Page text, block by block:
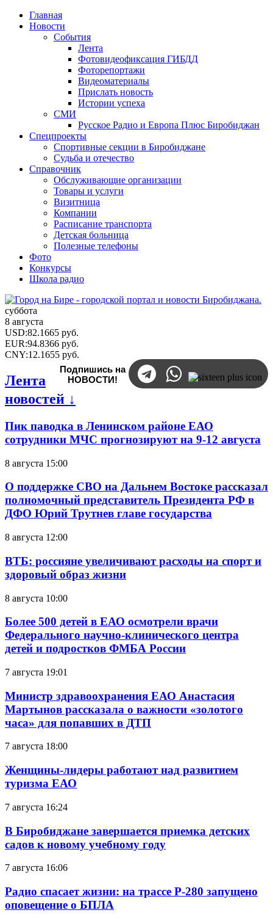
Главная
Новости
События
Лента
Фотовидеофиксация ГИБДД
Фоторепортажи
Видеоматериалы
Прислать новость
Истории успеха
СМИ
Русское Радио и Европа Плюс Биробиджан
Спецпроекты
Спортивные секции в Биробиджане
Судьба и отечество
Справочник
Обслуживающие организации
Товары и услуги
Визитница
Компании
Расписание транспорта
Детская больница
Полезные телефоны
Фото
Конкурсы
Школа радио
суббота
8 августа
USD:82.1665 руб.
EUR:94.8366 руб.
CNY:12.1655 руб.
Подпишись на
НОВОСТИ!
Лента
новостей ↓
Пик паводка в Ленинском районе ЕАО
сотрудники МЧС прогнозируют на 9-12 августа
8 августа 15:00
О поддержке СВО на Дальнем Востоке рассказал
полномочный представитель Президента РФ в
ДФО Юрий Трутнев главе государства
8 августа 12:00
ВТБ: россияне увеличивают расходы на спорт и
здоровый образ жизни
8 августа 10:00
Более 500 детей в ЕАО осмотрели врачи
Федерального научно-клинического центра
детей и подростков ФМБА России
7 августа 19:01
Министр здравоохранения ЕАО Анастасия
Мартынов рассказала о важности «золотого
часа» для попавших в ДТП
7 августа 18:00
Женщины-лидеры работают над развитием
туризма ЕАО
7 августа 16:24
В Биробиджане завершается приемка детских
садов к новому учебному году
7 августа 16:06
Радио спасает жизни: на трассе Р-280 запущено
оповещение о БПЛА